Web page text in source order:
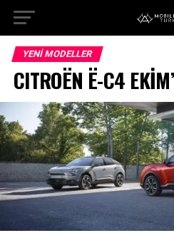
YENI MODELLER
CITROËN Ë-C4